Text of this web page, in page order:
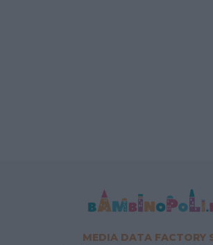
MEDIA DATA FACTORY